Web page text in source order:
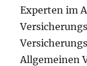
Experten im
Allgemeinen